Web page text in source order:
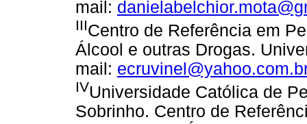
mail:
IIICentro de Referência em
Álcool e outras Drogas.
mail:
IVUniversidade Católica de
Sobrinho. Centro de